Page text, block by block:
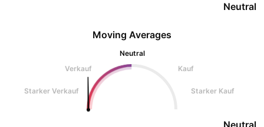
Neutral
Moving Averages
Neutral
Verkauf
Kauf
Starker Verkauf Starker Kauf
Neutral